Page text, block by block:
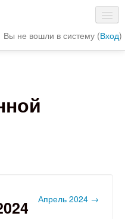
Вы не вошли в систему (Вход)
Апрель 2024 →